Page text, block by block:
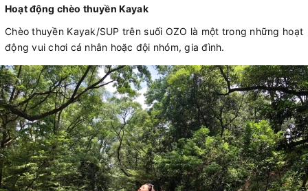
Hoạt động chèo thuyền Kayak
Chèo thuyền Kayak/SUP trên suối OZO là một trong những hoạt
động vui chơi cá nhân hoặc đội nhóm, gia đình.